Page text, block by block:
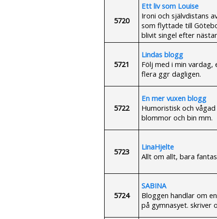
5720
Ett liv som Louise
Ironi och självdistans
som flyttade till
blivit singel efter
5721
Lindas blogg
Följ med i min
flera ggr dagligen.
5722
En mer vuxen blogg
Humoristisk och
blommor och bin mm.
5723
LinaHjelte
Allt om allt, bara
5724
SABINA
Bloggen handlar om
på gymnasyet. skriver